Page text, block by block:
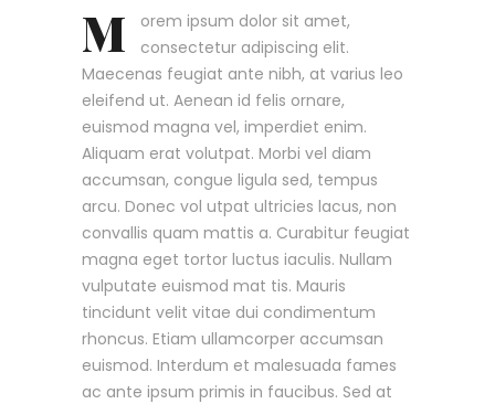
M
orem ipsum dolor sit amet,
consectetur adipiscing elit.
Maecenas feugiat ante nibh, at varius leo
eleifend ut. Aenean id felis ornare,
euismod magna vel, imperdiet enim.
Aliquam erat volutpat. Morbi vel diam
accumsan, congue ligula sed, tempus
arcu. Donec vol utpat ultricies lacus, non
convallis quam mattis a. Curabitur feugiat
magna eget tortor luctus iaculis. Nullam
vulputate euismod mat tis. Mauris
tincidunt velit vitae dui condimentum
rhoncus. Etiam ullamcorper accumsan
euismod. Interdum et malesuada fames
ac ante ipsum primis in faucibus. Sed at